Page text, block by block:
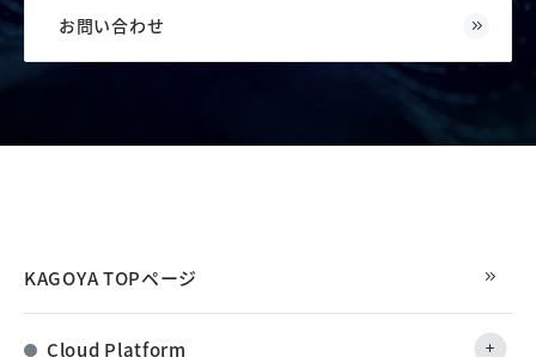
お問い合わせ
KAGOYA TOPページ
Cloud Platform